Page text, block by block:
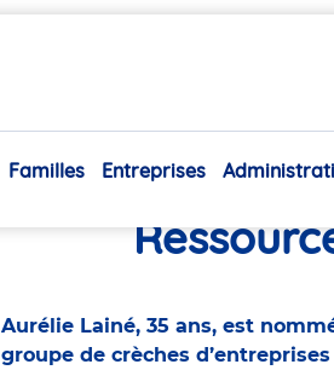
Familles Entreprises
Aurélie
Aurélie Lainé, 35 ans, est
groupe de crèches